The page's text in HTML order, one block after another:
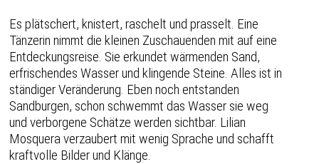
Es plätschert, knistert, raschelt und prasselt. Eine
Tänzerin nimmt die kleinen Zuschauenden mit auf eine
Entdeckungsreise. Sie erkundet wärmenden Sand,
erfrischendes Wasser und klingende Steine. Alles ist in
ständiger Veränderung. Eben noch entstanden
Sandburgen, schon schwemmt das Wasser sie weg
und verborgene Schätze werden sichtbar. Lilian
Mosquera verzaubert mit wenig Sprache und schafft
kraftvolle Bilder und Klänge.